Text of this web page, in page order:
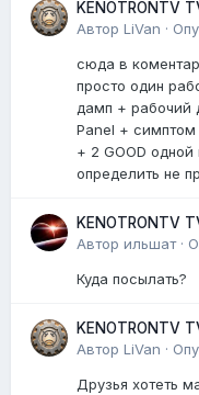
KENOTRONTV
Автор LiVan ·
сюда в
просто один
дамп + рабочий
Panel + симптом
+ 2 GOOD
определить не
KENOTRONTV
Автор ильшат·
Куда посылать?
KENOTRONTV
Автор LiVan ·
Друзья хотеть